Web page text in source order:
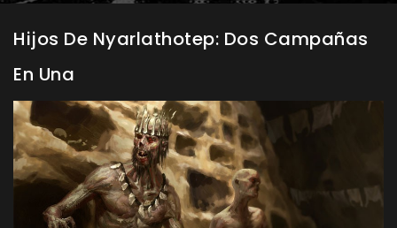
Hijos De Nyarlathotep: Dos Campañas
En Una